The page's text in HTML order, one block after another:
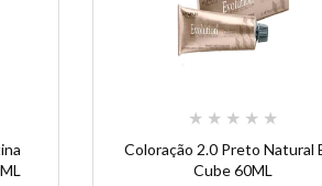
★ ★ ★ ★ ★
Coloração 2.0 Preto Natural
Cube 60ML